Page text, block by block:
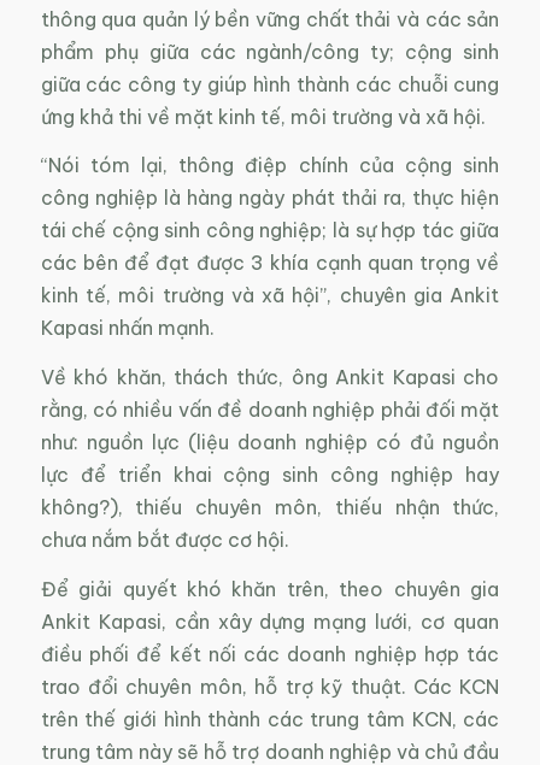
thông qua quản lý bền vững chất thải và các sản
phẩm phụ giữa các ngành/công ty; cộng sinh
giữa các công ty giúp hình thành các chuỗi cung
ứng khả thi về mặt kinh tế, môi trường và xã hội.
“Nói tóm lại, thông điệp chính của cộng sinh
công nghiệp là hàng ngày phát thải ra, thực hiện
tái chế cộng sinh công nghiệp; là sự hợp tác giữa
các bên để đạt được 3 khía cạnh quan trọng về
kinh tế, môi trường và xã hội”, chuyên gia Ankit
Kapasi nhấn mạnh.
Về khó khăn, thách thức, ông Ankit Kapasi cho
rằng, có nhiều vấn đề doanh nghiệp phải đối mặt
như: nguồn lực (liệu doanh nghiệp có đủ nguồn
lực để triển khai cộng sinh công nghiệp hay
không?), thiếu chuyên môn, thiếu nhận thức,
chưa nắm bắt được cơ hội.
Để giải quyết khó khăn trên, theo chuyên gia
Ankit Kapasi, cần xây dựng mạng lưới, cơ quan
điều phối để kết nối các doanh nghiệp hợp tác
trao đổi chuyên môn, hỗ trợ kỹ thuật. Các KCN
trên thế giới hình thành các trung tâm KCN, các
trung tâm này sẽ hỗ trợ doanh nghiệp và chủ đầu